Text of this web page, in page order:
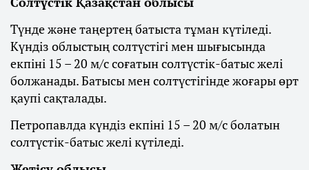
Түнде және таңертең батыста тұман күтіледі.
Күндіз облыстың солтүстігі мен шығысында
екпіні 15 – 20 м/с соғатын солтүстік-батыс желі
болжанады. Батысы мен солтүстігінде жоғары өрт
қаупі сақталады.
Петропавлда күндіз екпіні 15 – 20 м/с болатын
солтүстік-батыс желі күтіледі.